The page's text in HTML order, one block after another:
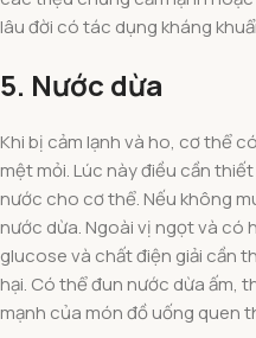
lâu đời có tác dụng kháng
5. Nước dừa
Khi bị cảm lạnh và ho, cơ thể
mệt mỏi. Lúc này điều cần
nước cho cơ thể. Nếu không
nước dừa. Ngoài vị ngọt và có
glucose và chất điện giải cần
hại. Có thể đun nước dừa ấm,
mạnh của món đồ uống quen